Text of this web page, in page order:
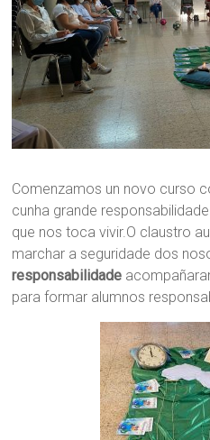
Comenzamos un novo curso
cunha grande
que nos toca vivir.O claustro
marchar a seguridade dos
responsabilidade
para formar alumnos